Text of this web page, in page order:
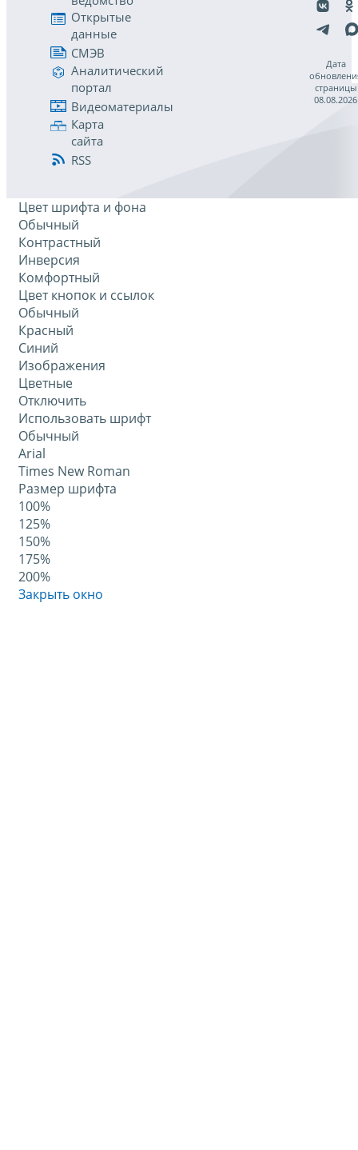
Открытые
данные
СМЭВ
Аналитический
портал
Видеоматериалы
Карта
сайта
RSS
Дата
страницы
08.08.2026
Цвет шрифта и фона
Обычный
Контрастный
Инверсия
Комфортный
Цвет кнопок и ссылок
Обычный
Красный
Синий
Изображения
Цветные
Отключить
Использовать шрифт
Обычный
Arial
Times New Roman
Размер шрифта
100%
125%
150%
175%
200%
Закрыть окно